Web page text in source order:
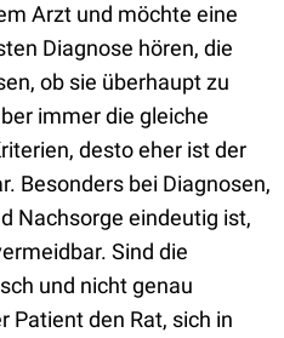
Arzt und möchte eine
Diagnose hören, die
ob sie überhaupt zu
immer die gleiche
desto eher ist der
Besonders bei Diagnosen,
Nachsorge eindeutig ist,
Sind die
und nicht genau
Patient den Rat, sich in